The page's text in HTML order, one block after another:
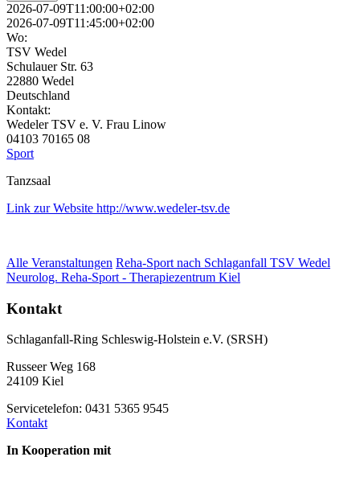
2026-07-09T11:00:00+02:00
2026-07-09T11:45:00+02:00
Wo:
TSV Wedel
Schulauer Str. 63
22880 Wedel
Deutschland
Kontakt:
Wedeler TSV e. V. Frau Linow
04103 70165 08
Sport
Tanzsaal
Link zur Website http://www.wedeler-tsv.de
Alle Veranstaltungen Reha-Sport nach Schlaganfall TSV Wedel
Neurolog. Reha-Sport - Therapiezentrum Kiel
Kontakt
Schlaganfall-Ring Schleswig-Holstein e.V. (SRSH)
Russeer Weg 168
24109 Kiel
Servicetelefon: 0431 5365 9545
Kontakt
In Kooperation mit